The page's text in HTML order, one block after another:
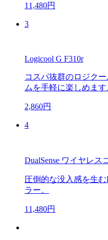
11,480円
3
Logicool G F310r
コスパ抜群のロジク
ムを手軽に楽しめます
2,860円
4
DualSense ワイヤレス
圧倒的な没入感を生
ラー。
11,480円